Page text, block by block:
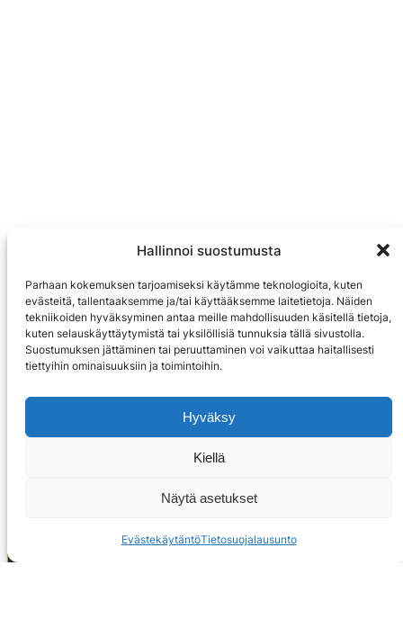
Hallinnoi suostumusta
Parhaan kokemuksen tarjoamiseksi käytämme teknologioita, kuten
evästeitä, tallentaaksemme ja/tai käyttääksemme laitetietoja. Näiden
tekniikoiden hyväksyminen antaa meille mahdollisuuden käsitellä tietoja,
kuten selauskäyttäytymistä tai yksilöllisiä tunnuksia tällä sivustolla.
Suostumuksen jättäminen tai peruuttaminen voi vaikuttaa haitallisesti
tiettyihin ominaisuuksiin ja toimintoihin.
Hyväksy
Kiellä
Näytä asetukset
EvästekäytäntöTietosuojalausunto
OTA YHTEYTTÄ